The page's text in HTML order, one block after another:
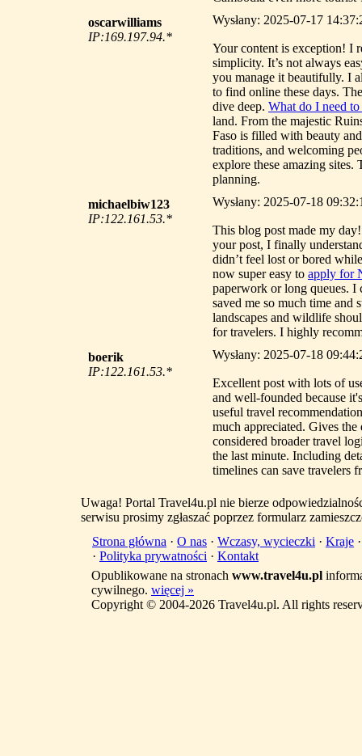
oscarwilliams
IP:169.197.94.*
Wysłany: 2025-07-17
Your content is exception! I
simplicity. It’s not always
you manage it beautifully. I
to find online these days.
dive deep. What do I need
land. From the majestic
Faso is filled with beauty
traditions, and welcoming
explore these amazing
planning.
michaelbiw123
IP:122.161.53.*
Wysłany: 2025-07-18
This blog post made my
your post, I finally
didn’t feel lost or bored
now super easy to apply for
paperwork or long queues.
saved me so much time and
landscapes and wildlife
for travelers. I highly
boerik
IP:122.161.53.*
Wysłany: 2025-07-18
Excellent post with lots of
and well-founded because
useful travel
much appreciated. Gives
considered broader travel
the last minute. Including
timelines can save travelers
Uwaga! Portal Travel4u.pl nie bierze
serwisu prosimy zgłaszać poprzez formularz
Strona główna · O nas · Wczasy, wycieczki · Kraje
· Polityka prywatności · Kontakt
Opublikowane na stronach www.travel4u.pl
cywilnego. więcej »
Copyright © 2004-2026 Travel4u.pl. All rights